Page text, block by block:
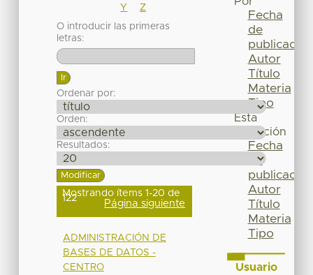
Y
Z
O introducir las primeras
letras:
Ordenar por:
Orden:
Resultados:
Mostrando ítems 1-20 de
122 Página siguiente
ADMINISTRACIÓN DE
BASES DE DATOS -
CENTRO
Fecha
de
publicación
Autor
Título
Materia
Tipo
Esta
colección
Fecha
de
publicación
Autor
Título
Materia
Tipo
Usuario